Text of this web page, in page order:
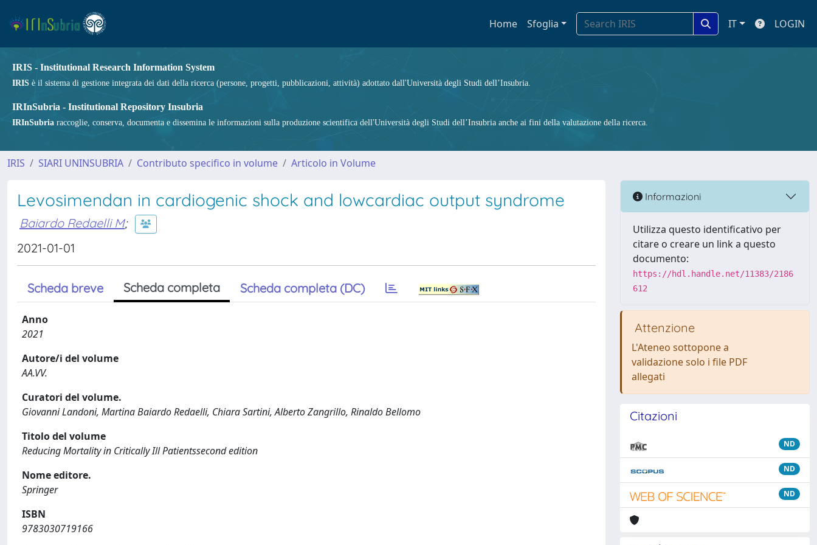
Home Sfoglia IT LOGIN
IRIS - Institutional Research Information System
IRIS è il sistema di gestione integrata dei dati della ricerca (persone, progetti, pubblicazioni, attività) adottato dall'Università degli Studi dell’Insubria.
IRInSubria - Institutional Repository Insubria
IRInSubria raccoglie, conserva, documenta e dissemina le informazioni sulla produzione scientifica dell'Università degli Studi dell’Insubria anche ai fini della valutazione della ricerca.
IRIS SIARI UNINSUBRIA Contributo specifico in volume Articolo in Volume
Levosimendan in cardiogenic shock and lowcardiac output syndrome
Baiardo Redaelli M;
2021-01-01
Scheda breve Scheda completa Scheda completa (DC)
Anno
2021
Autore/i del volume
AA.VV.
Curatori del volume.
Giovanni Landoni, Martina Baiardo Redaelli, Chiara Sartini, Alberto Zangrillo, Rinaldo Bellomo
Titolo del volume
Reducing Mortality in Critically Ill Patientssecond edition
Nome editore.
Springer
ISBN
9783030719166
Informazioni
Utilizza questo identificativo per
citare o creare un link a questo
documento:
https://hdl.handle.net/11383/2186
612
Attenzione
L'Ateneo sottopone a
validazione solo i file PDF
allegati
Citazioni
ND
ND
ND